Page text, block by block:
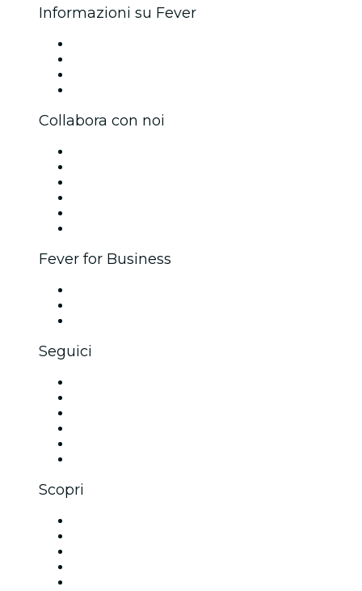
Informazioni su Fever
Collabora con noi
Fever for Business
Seguici
Scopri